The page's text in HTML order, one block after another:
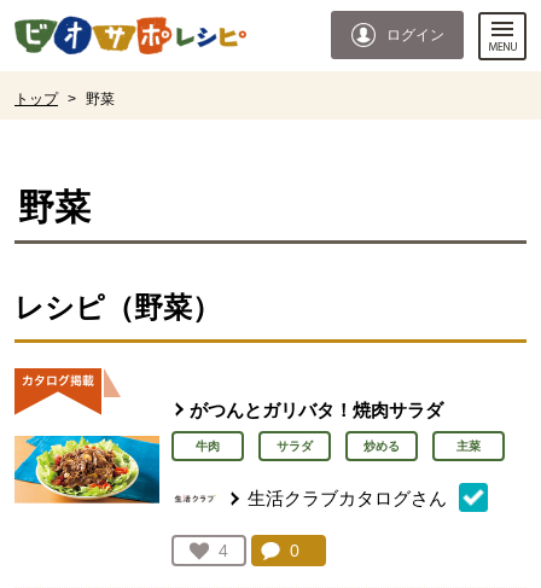
ページの先頭です。
ログイン
トップ > 野菜
野菜
レシピ（野菜）
がつんとガリバタ！焼肉サラダ
牛肉 サラダ 炒める 主菜
生活クラブカタログさん
お気に入り登録：
4
人が登録
コメント：
0